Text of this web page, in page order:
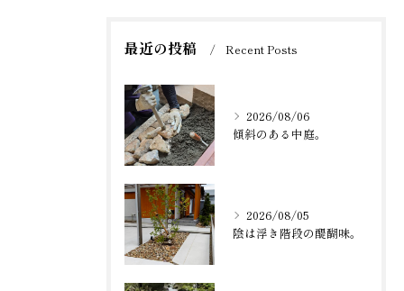
最近の投稿 Recent Posts
2026/08/06
傾斜のある中庭。
2026/08/05
陰は浮き階段の醍醐味。